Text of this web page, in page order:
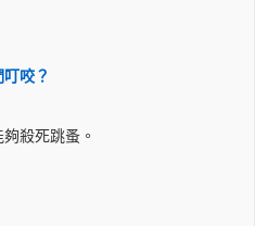
咬？
殺死跳蚤。